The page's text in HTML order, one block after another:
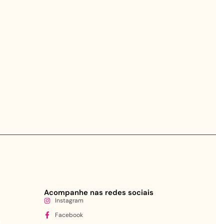
Acompanhe nas redes sociais
Instagram
Facebook